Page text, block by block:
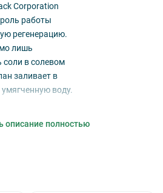
Corporation
работы
регенерацию.
лишь
соли в солевом
заливает в
воду.
описание полностью